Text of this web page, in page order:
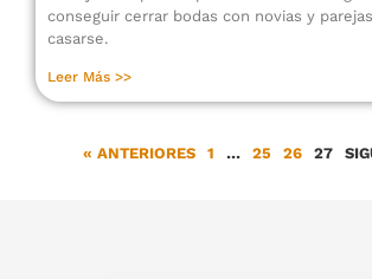
conseguir cerrar bodas con novias y
casarse.
Leer Más >>
« ANTERIORES 1 … 25 26 27